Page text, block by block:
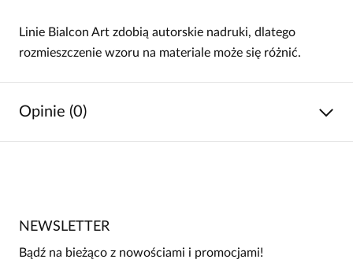
Linie Bialcon Art zdobią autorskie nadruki, dlatego
rozmieszczenie wzoru na materiale może się różnić.
Opinie (0)
Bądź pierwszą osobą, która podzieli się opinią o tym
NEWSLETTER
Bądź na bieżąco z nowościami i promocjami!